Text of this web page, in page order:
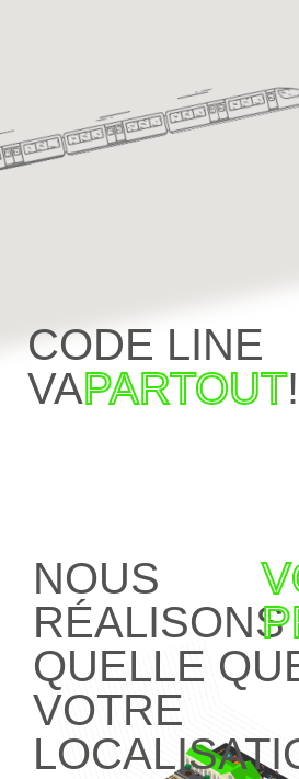
CODE LINE
VAPARTOUT!
NOUS
RÉALISONS
QUELLE
VOTRE